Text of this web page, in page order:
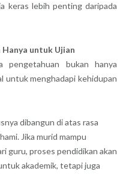
keras lebih penting daripada
untuk Ujian
pengetahuan bukan hanya
untuk menghadapi kehidupan
dibangun di atas rasa
Jika murid mampu
guru, proses pendidikan akan
akademik, tetapi juga